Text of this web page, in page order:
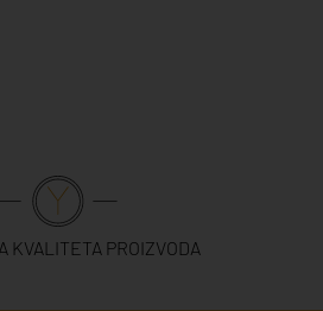
KVALITETA PROIZVODA